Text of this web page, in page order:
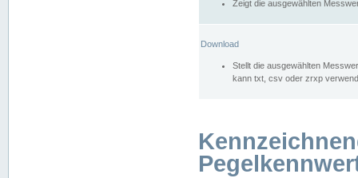
Zeigt die ausgewählten
Download
Stellt die ausgewählten
kann txt, csv oder zrxp